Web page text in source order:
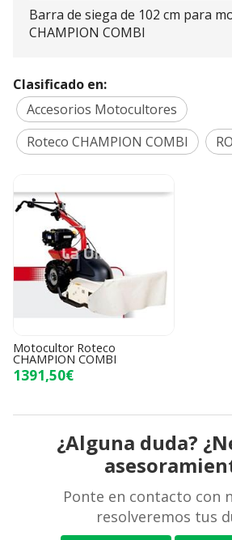
Barra de siega de 102 cm para
CHAMPION COMBI
Clasificado en:
Accesorios Motocultores
Roteco CHAMPION COMBI
Motocultor Roteco
CHAMPION COMBI
1391,50€
¿Alguna duda?
Ponte en contacto con
resolveremos tus